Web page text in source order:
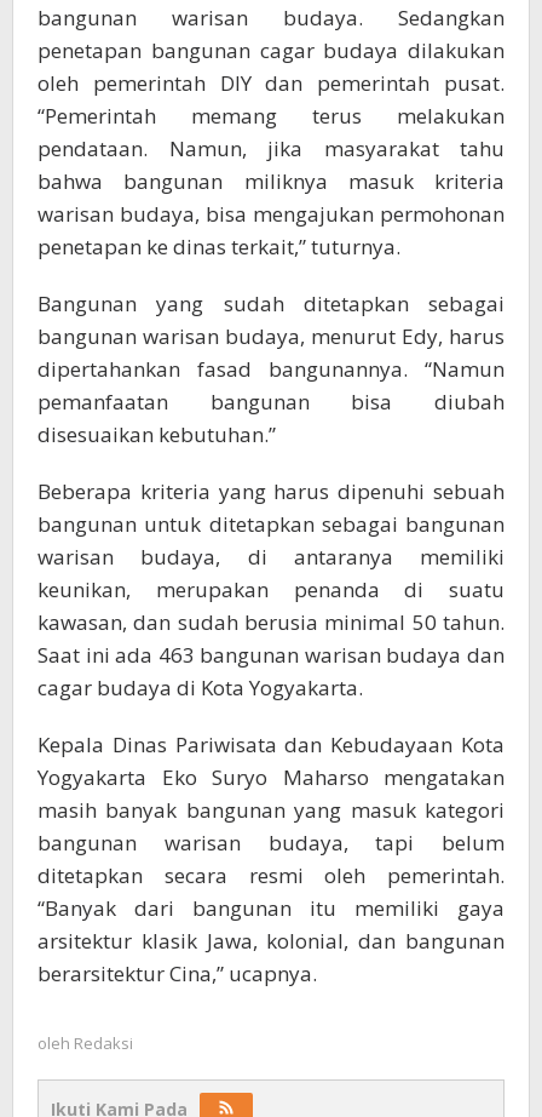
bangunan warisan budaya. Sedangkan
penetapan bangunan cagar budaya dilakukan
oleh pemerintah DIY dan pemerintah pusat.
“Pemerintah memang terus melakukan
pendataan. Namun, jika masyarakat tahu
bahwa bangunan miliknya masuk kriteria
warisan budaya, bisa mengajukan permohonan
penetapan ke dinas terkait,” tuturnya.
Bangunan yang sudah ditetapkan sebagai
bangunan warisan budaya, menurut Edy, harus
dipertahankan fasad bangunannya. “Namun
pemanfaatan bangunan bisa diubah
disesuaikan kebutuhan.”
Beberapa kriteria yang harus dipenuhi sebuah
bangunan untuk ditetapkan sebagai bangunan
warisan budaya, di antaranya memiliki
keunikan, merupakan penanda di suatu
kawasan, dan sudah berusia minimal 50 tahun.
Saat ini ada 463 bangunan warisan budaya dan
cagar budaya di Kota Yogyakarta.
Kepala Dinas Pariwisata dan Kebudayaan Kota
Yogyakarta Eko Suryo Maharso mengatakan
masih banyak bangunan yang masuk kategori
bangunan warisan budaya, tapi belum
ditetapkan secara resmi oleh pemerintah.
“Banyak dari bangunan itu memiliki gaya
arsitektur klasik Jawa, kolonial, dan bangunan
berarsitektur Cina,” ucapnya.
oleh Redaksi
Ikuti Kami Pada